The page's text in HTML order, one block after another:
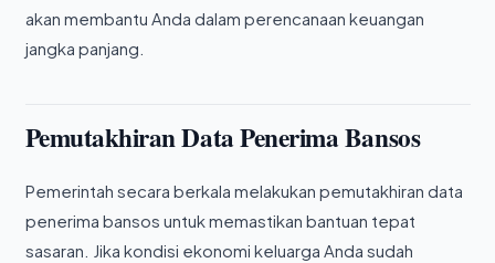
akan membantu Anda dalam perencanaan keuangan
jangka panjang.
Pemutakhiran Data Penerima Bansos
Pemerintah secara berkala melakukan pemutakhiran data
penerima bansos untuk memastikan bantuan tepat
sasaran. Jika kondisi ekonomi keluarga Anda sudah